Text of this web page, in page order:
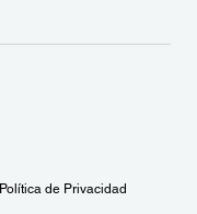
Política de Privacidad